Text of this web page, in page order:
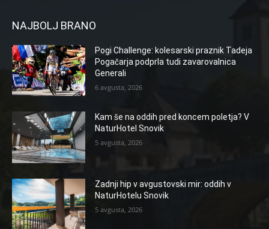
NAJBOLJ BRANO
Pogi Challenge: kolesarski praznik Tadeja
Pogačarja podprla tudi zavarovalnica
Generali
6 avgusta, 2026
Kam še na oddih pred koncem poletja? V
NaturHotel Snovik
5 avgusta, 2026
Zadnji hip v avgustovski mir: oddih v
NaturHotelu Snovik
5 avgusta, 2026